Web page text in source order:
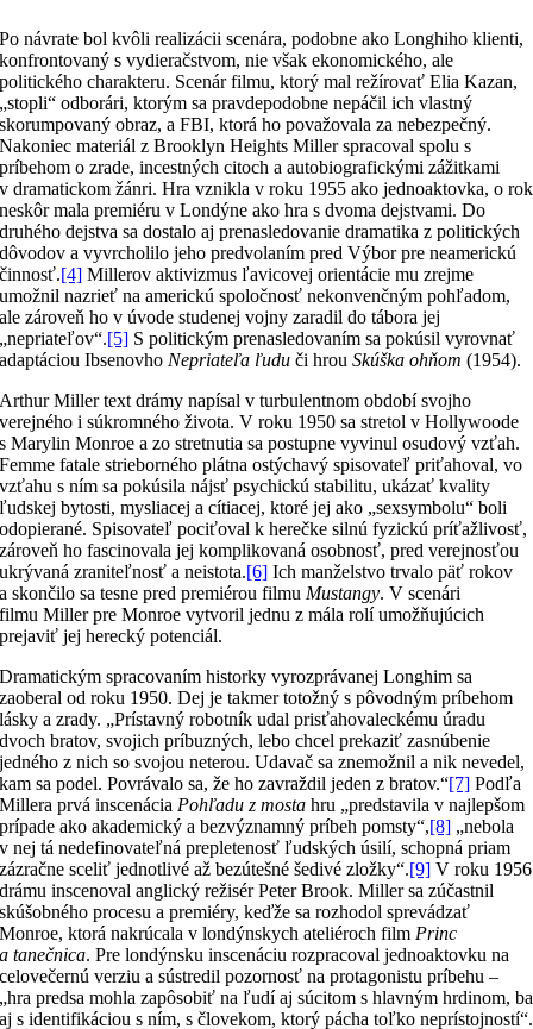
Po návrate bol kvôli realizácii scenára, podobne ako Longhiho klienti,
konfrontovaný s vydieračstvom, nie však ekonomického, ale
politického charakteru. Scenár filmu, ktorý mal režírovať Elia Kazan,
„stopli“ odborári, ktorým sa pravdepodobne nepáčil ich vlastný
skorumpovaný obraz, a FBI, ktorá ho považovala za nebezpečný.
Nakoniec materiál z Brooklyn Heights Miller spracoval spolu s
príbehom o zrade, incestných citoch a autobiografickými zážitkami
v dramatickom žánri. Hra vznikla v roku 1955 ako jednoaktovka, o rok
neskôr mala premiéru v Londýne ako hra s dvoma dejstvami. Do
druhého dejstva sa dostalo aj prenasledovanie dramatika z politických
dôvodov a vyvrcholilo jeho predvolaním pred Výbor pre neamerickú
činnosť.[4] Millerov aktivizmus ľavicovej orientácie mu zrejme
umožnil nazrieť na americkú spoločnosť nekonvenčným pohľadom,
ale zároveň ho v úvode studenej vojny zaradil do tábora jej
„nepriateľov“.[5] S politickým prenasledovaním sa pokúsil vyrovnať
adaptáciou Ibsenovho Nepriateľa ľudu či hrouSkúška ohňom (1954).
Arthur Miller text drámy napísal v turbulentnom období svojho
verejného i súkromného života. V roku 1950 sa stretol v Hollywoode
s Marylin Monroe a zo stretnutia sa postupne vyvinul osudový vzťah.
Femme fatale strieborného plátna ostýchavý spisovateľ priťahoval, vo
vzťahu s ním sa pokúsila nájsť psychickú stabilitu, ukázať kvality
ľudskej bytosti, mysliacej a cítiacej, ktoré jej ako „sexsymbolu“ boli
odopierané. Spisovateľ pociťoval k herečke silnú fyzickú príťažlivosť,
zároveň ho fascinovala jej komplikovaná osobnosť, pred verejnosťou
ukrývaná zraniteľnosť a neistota.[6] Ich manželstvo trvalo päť rokov
a skončilo sa tesne pred premiérou filmu Mustangy. V scenári
filmu Miller pre Monroe vytvoril jednu z mála rolí umožňujúcich
prejaviť jej herecký potenciál.
Dramatickým spracovaním historky vyrozprávanej Longhim sa
zaoberal od roku 1950. Dej je takmer totožný s pôvodným príbehom
lásky a zrady. „Prístavný robotník udal prisťahovaleckému úradu
dvoch bratov, svojich príbuzných, lebo chcel prekaziť zasnúbenie
jedného z nich so svojou neterou. Udavač sa znemožnil a nik nevedel,
kam sa podel. Povrávalo sa, že ho zavraždil jeden z bratov.“[7] Podľa
Millera prvá inscenácia Pohľadu z mosta hru „predstavila v najlepšom
prípade ako akademický a bezvýznamný príbeh pomsty“,[8] „nebola
v nej tá nedefinovateľná prepletenosť ľudských úsilí, schopná priam
zázračne sceliť jednotlivé až bezútešné šedivé zložky“.[9] V roku 1956
drámu inscenoval anglický režisér Peter Brook. Miller sa zúčastnil
skúšobného procesu a premiéry, keďže sa rozhodol sprevádzať
Monroe, ktorá nakrúcala v londýnskych ateliéroch film Princ
a tanečnica. Pre londýnsku inscenáciu rozpracoval jednoaktovku na
celovečernú verziu a sústredil pozornosť na protagonistu príbehu –
„hra predsa mohla zapôsobiť na ľudí aj súcitom s hlavným hrdinom, ba
aj s identifikáciou s ním, s človekom, ktorý pácha toľko neprístojností“.